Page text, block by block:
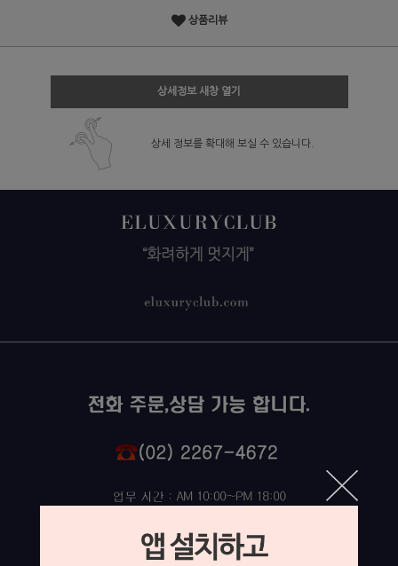
상품리뷰
상세정보 새창 열기
상세 정보를 확대해 보실 수 있습니다.